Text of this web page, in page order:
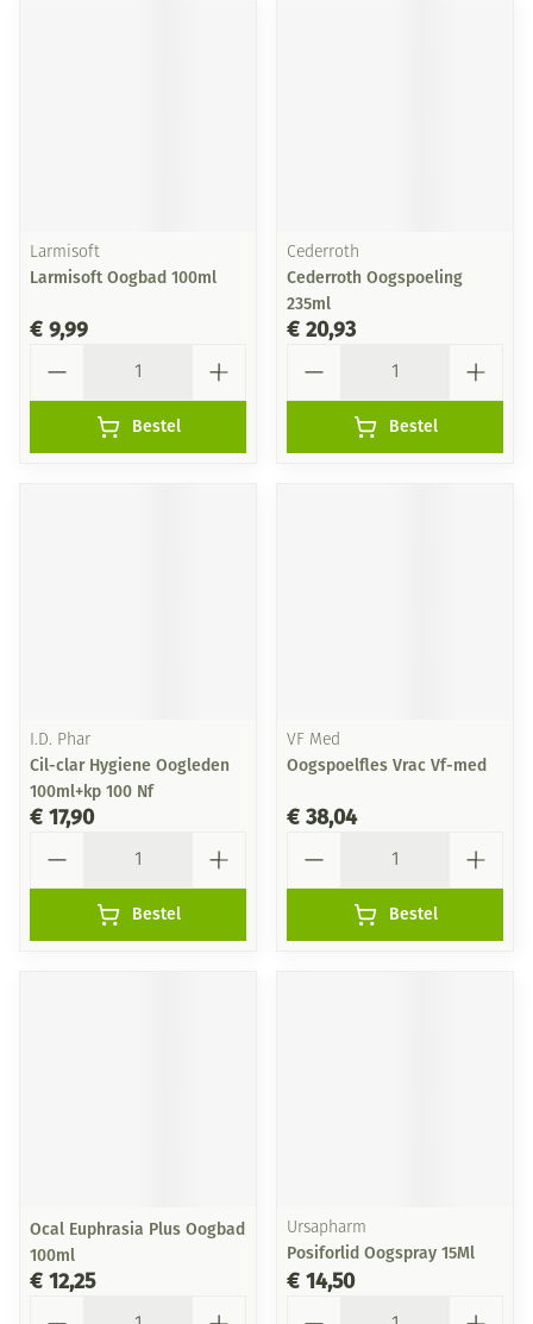
Larmisoft
Larmisoft Oogbad 100ml
€ 9,99
Bestel
Cederroth
Cederroth Oogspoeling
235ml
€ 20,93
Bestel
I.D. Phar
Cil-clar Hygiene Oogleden
100ml+kp 100 Nf
€ 17,90
Bestel
VF Med
Oogspoelfles Vrac Vf-med
€ 38,04
Bestel
Ocal Euphrasia Plus Oogbad
100ml
€ 12,25
Ursapharm
Posiforlid Oogspray 15Ml
€ 14,50